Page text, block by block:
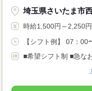
埼玉県さいたま市
時給1,500円～2,250円
【シフト例】 07：00
■希望シフト制 ■急な